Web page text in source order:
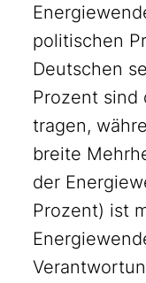
politischen
Deutschen
Prozent sind
tragen,
breite
der
Prozent) ist